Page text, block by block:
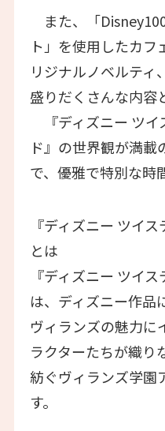
また、「
ト」を使用したカ
リジナルノベルティ
盛りだくさんな内容
『ディズニー ツイ
ド』の世界観が満載
で、優雅で特別な時
『ディズニー ツイ
とは
『ディズニー ツイ
は、ディズニー作品
ヴィランズの魅力に
ラクターたちが織り
紡ぐヴィランズ学園
す。